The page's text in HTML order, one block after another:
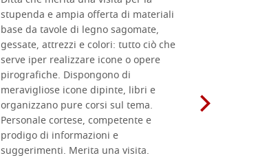
stupenda e ampia offerta di materiali
base da tavole di legno sagomate,
gessate, attrezzi e colori: tutto ciò che
serve iper realizzare icone o opere
pirografiche. Dispongono di
meravigliose icone dipinte, libri e
organizzano pure corsi sul tema.
Personale cortese, competente e
prodigo di informazioni e
suggerimenti. Merita una visita.